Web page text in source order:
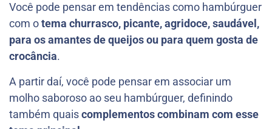
Você pode pensar em tendências como hambúrguer
com otema churrasco, picante, agridoce, saudável,
para os amantes de queijos ou para quem gosta de
crocância.
A partir daí, você pode pensar em associar um
molho saboroso ao seu hambúrguer, definindo
também quaiscomplementos combinam com esse